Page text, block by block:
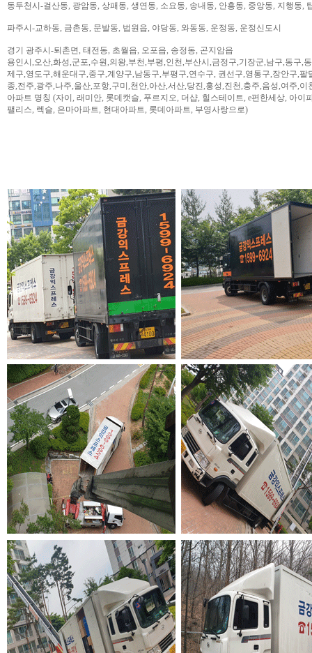
동두천시-걸산동, 광암동, 상패동, 생연동, 소요동, 송내동, 안흥동, 중앙동, 지행동,
파주시-교하동, 금촌동, 문발동, 법원읍, 야당동, 와동동, 운정동, 운정신도시
경기 광주시-퇴촌면, 태전동, 초월읍, 오포읍, 송정동, 곤지암읍
용인시,오산,화성,군포,수원,의왕,부천,부평,인천,부산시,금정구,기장군,남구,동구,
제구,영도구,해운대구,중구,계양구,남동구,부평구,연수구, 권선구,영통구,장안구,
종,전주,광주,나주,울산,포항,구미,천안,아산,서산,당진,홍성,진천,충주,음성,여주,이
아파트 명칭 (자이, 래미안, 롯데캣슬, 푸르지오, 더샵, 힐스테이트, e편한세상, 아이
팰리스, 렉슬, 은마아파트, 현대아파트, 롯데아파트, 부영사랑으로)